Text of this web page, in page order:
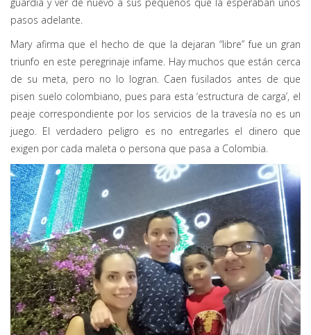
pasos adelante.
Mary afirma que el hecho de que la dejaran “libre” fue un gran
triunfo en este peregrinaje infame. Hay muchos que están cerca
de su meta, pero no lo logran. Caen fusilados antes de que
pisen suelo colombiano, pues para esta ‘estructura de carga’, el
peaje correspondiente por los servicios de la travesía no es un
juego. El verdadero peligro es no entregarles el dinero que
exigen por cada maleta o persona que pasa a Colombia.